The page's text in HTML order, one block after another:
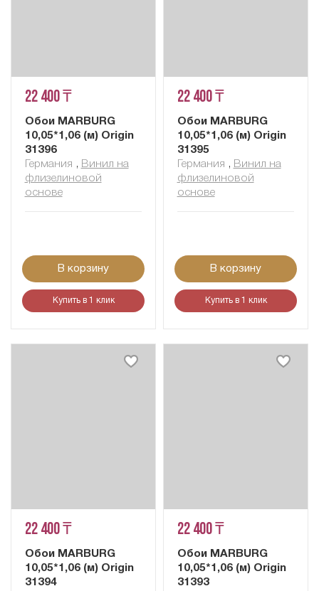
22 400 ₸
Обои MARBURG
10,05*1,06 (м) Origin
31396
Германия , Винил на
флизелиновой
основе
В корзину
Купить в 1 клик
22 400 ₸
Обои MARBURG
10,05*1,06 (м) Origin
31395
Германия , Винил на
флизелиновой
основе
В корзину
Купить в 1 клик
22 400 ₸
Обои MARBURG
10,05*1,06 (м) Origin
31394
22 400 ₸
Обои MARBURG
10,05*1,06 (м) Origin
31393